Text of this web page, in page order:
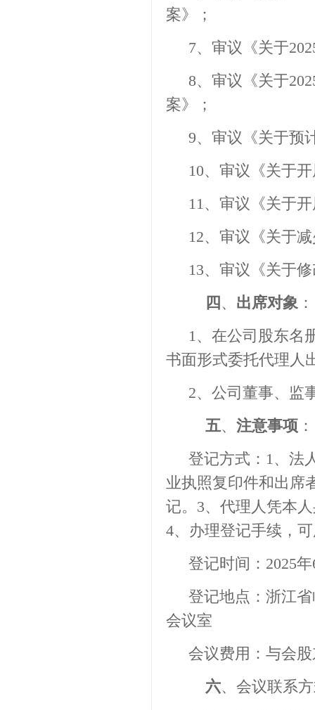
案》；
7、审议《关于202
8、审议《关于202
案》；
9、审议《关于预
10、审议《关于
11、审议《关于
12、审议《关于
13、审议《关于
四 、 出席对象 ：
1、 在公司股东名
书面形式委托代理人
2、 公司董事、监
五、 注意事项 ：
登记方式： 1、法
业执照复印件和出席
记。 3、代理人凭本
4、办理登记手续，
登记时间： 2025年
登记地点：浙江
会议室
会议费用：与会
六、会议联系